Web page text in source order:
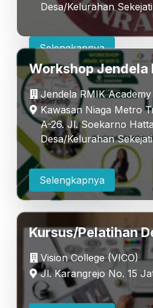
Desa/Kelurahan
Selengkapnya
Workshop Jendela
Jendela RMIK Academy
Kawasan Niaga Metro
A-26. Jl. Soekarno
Desa/Kelurahan
Selengkapnya
Kursus/Pelatihan
Vision College (VICO)
Jl. Karangrejo No. 15